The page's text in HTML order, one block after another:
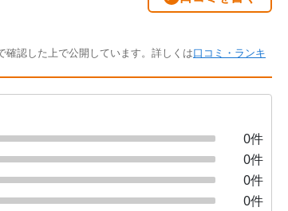
確認した上で公開しています。詳しくは口コミ・ランキ
0件
0件
0件
0件